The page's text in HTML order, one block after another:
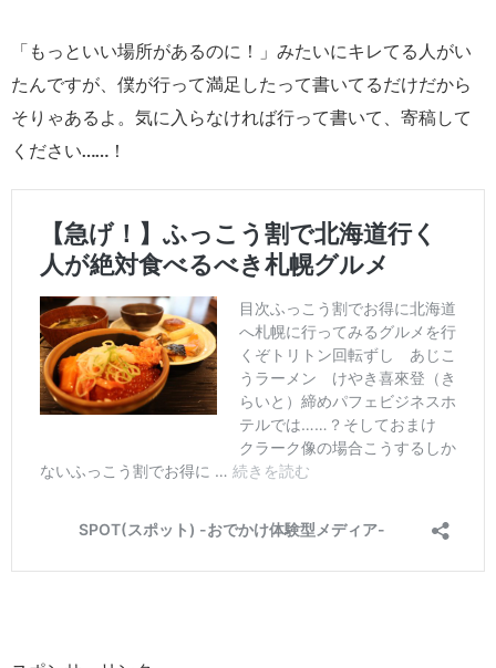
「もっといい場所があるのに！」みたいにキレてる人がい
たんですが、僕が行って満足したって書いてるだけだから
そりゃあるよ。気に入らなければ行って書いて、寄稿して
ください……！